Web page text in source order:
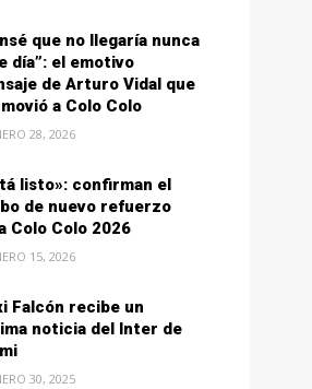
que no llegaría nunca
día”: el emotivo
de Arturo Vidal que
a Colo Colo
28, 2026
listo»: confirman el
de nuevo refuerzo
Colo Colo 2026
15, 2026
Falcón recibe un
noticia del Inter de
30, 2025